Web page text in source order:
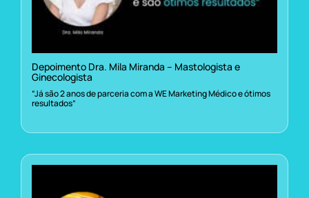
Depoimento Dra. Mila Miranda – Mastologista e
Ginecologista
“Já são 2 anos de parceria com a WE Marketing Médico e ótimos
resultados”